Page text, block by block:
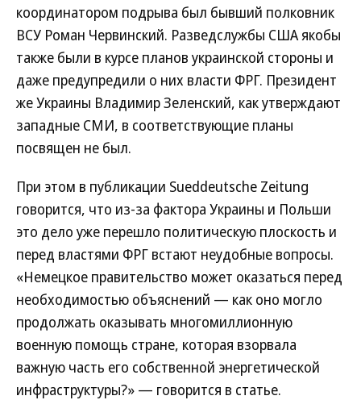
координатором подрыва был бывший полковник
ВСУ Роман Червинский. Разведслужбы США якобы
также были в курсе планов украинской стороны и
даже предупредили о них власти ФРГ. Президент
же Украины Владимир Зеленский, как утверждают
западные СМИ, в соответствующие планы
посвящен не был.
При этом в публикации Sueddeutsche Zeitung
говорится, что из-за фактора Украины и Польши
это дело уже перешло политическую плоскость и
перед властями ФРГ встают неудобные вопросы.
«Немецкое правительство может оказаться перед
необходимостью объяснений — как оно могло
продолжать оказывать многомиллионную
военную помощь стране, которая взорвала
важную часть его собственной энергетической
инфраструктуры?» — говорится в статье.